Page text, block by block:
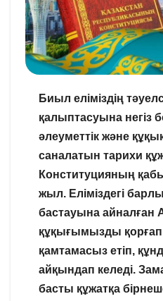
Биыл еліміздің
қалыптасуына негіз
әлеуметтік және
саналатын тарихи
Конституцияның
жыл. Еліміздегі
бастауына айналған
құқығымызды қорғап,
қамтамасыз етіп,
айқындап келеді.
басты құжатқа